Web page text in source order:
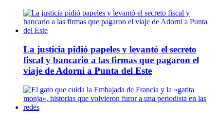
La justicia pidió papeles y levantó el secreto
fiscal y bancario a las firmas que pagaron el
viaje de Adorni a Punta del Este